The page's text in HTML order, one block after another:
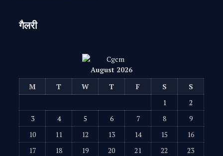
गैलरी
August 2026
M
T W T F S
S
1
2
3
4 5 6 7 8
9
10
11 12 13 14 15
16
17
18 19 20 21 22
23